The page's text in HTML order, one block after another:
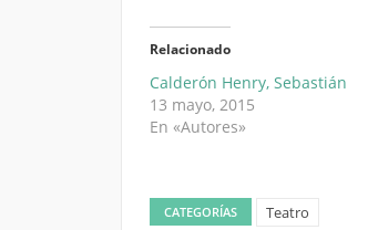
Relacionado
Calderón Henry, Sebastián
13 mayo, 2015
En «Autores»
CATEGORÍAS Teatro